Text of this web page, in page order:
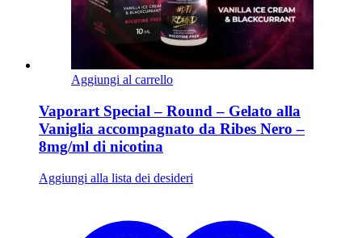
Aggiungi al carrello
Vaporart Special – Round – Gelato alla
Vaniglia accompagnato da Ribes Nero –
8mg/ml di nicotina
Aggiungi alla lista dei desideri